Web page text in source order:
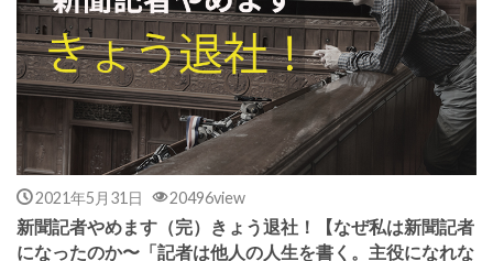
2021年5月31日 20496view
新聞記者やめます（完）きょう退社！【なぜ私は新聞記者
になったのか〜「記者は他人の人生を書く。主役になれな